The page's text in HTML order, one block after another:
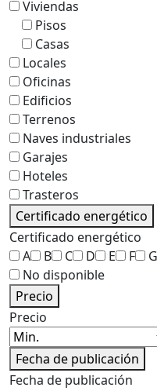
Viviendas
Pisos
Casas
Locales
Oficinas
Edificios
Terrenos
Naves industriales
Garajes
Hoteles
Trasteros
Certificado energético
Certificado energético
A
B C D E F G
No disponible
Precio
Precio
Fecha de publicación
Fecha de publicación